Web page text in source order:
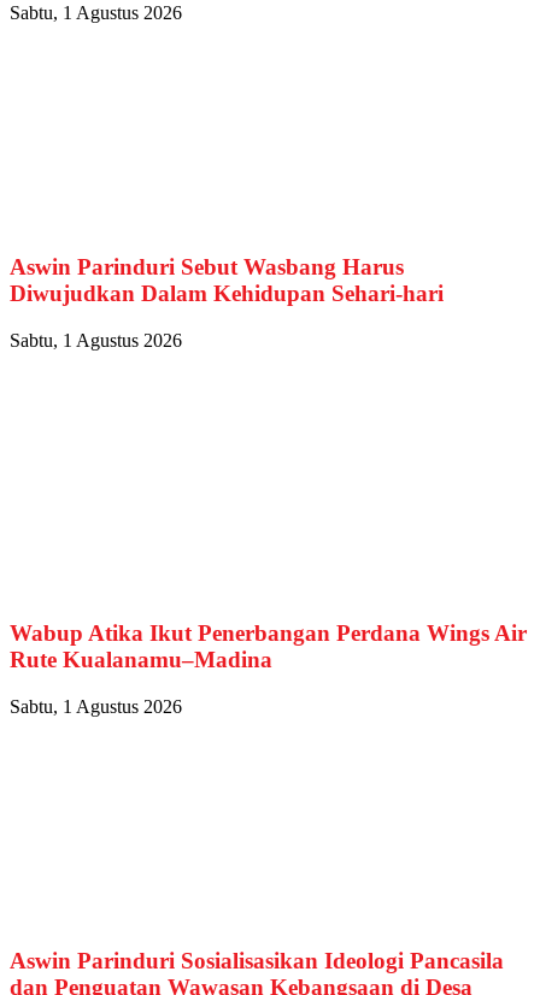
Sabtu, 1 Agustus 2026
Aswin Parinduri Sebut Wasbang Harus
Diwujudkan Dalam Kehidupan Sehari-hari
Sabtu, 1 Agustus 2026
Wabup Atika Ikut Penerbangan Perdana Wings Air
Rute Kualanamu–Madina
Sabtu, 1 Agustus 2026
Aswin Parinduri Sosialisasikan Ideologi Pancasila
dan Penguatan Wawasan Kebangsaan di Desa